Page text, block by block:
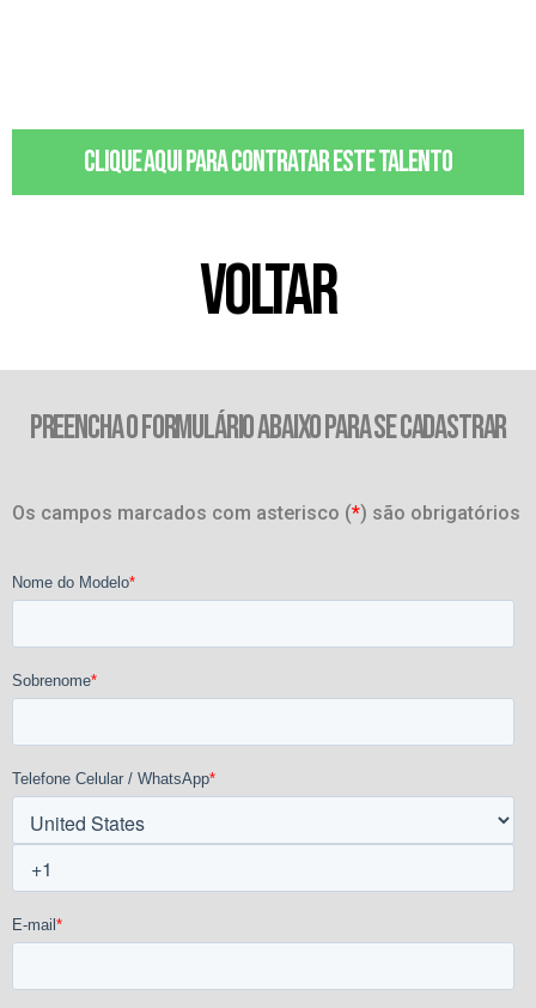
Clique aqui para contratar este talento
VOLTAR
PREENCHA O FORMULÁRIO ABAIXO PARA SE CADASTRAR
Os campos marcados com asterisco (*) são obrigatórios